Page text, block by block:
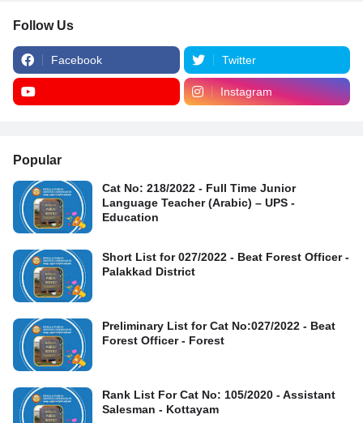
Follow Us
Facebook Twitter
Instagram
Popular
Cat No: 218/2022 - Full Time Junior
Language Teacher (Arabic) – UPS -
Education
Short List for 027/2022 - Beat Forest Officer -
Palakkad District
Preliminary List for Cat No:027/2022 - Beat
Forest Officer - Forest
Rank List For Cat No: 105/2020 - Assistant
Salesman - Kottayam